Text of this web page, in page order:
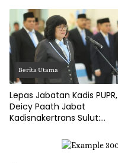
Berita Utama
Lepas Jabatan Kadis PUPR,
Deicy Paath Jabat
Kadisnakertrans Sulut: